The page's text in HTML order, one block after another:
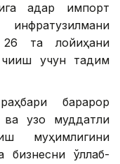
қадар импорт
26 та лойиҳани
учун тақдим
барқарор
узоқ муддатли
муҳимлигини
қўллаб-